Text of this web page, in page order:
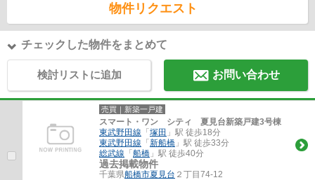
物件リクエスト
チェックした物件をまとめて
検討リストに追加 お問い合わせ
売買｜新築一戸建
スマート・ワン シティ 夏見台新築戸建3号棟
東武野田線 「 塚田 」駅 徒歩18分
東武野田線 「 新船橋 」駅 徒歩33分
総武線 「 船橋 」駅 徒歩40分
過去掲載物件
千葉県船橋市夏見台 ２丁目74-12